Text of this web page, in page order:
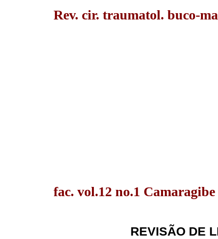
Rev. cir. traumatol. buco-
fac. vol.12 no.1
REVISÃO DE